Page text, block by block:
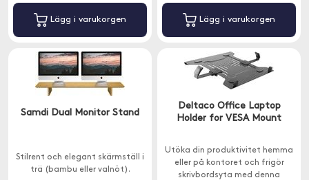
Lägg i varukorgen Lägg i varukorgen
Samdi Dual Monitor Stand
Stilrent och elegant skärmställ i
trä (bambu eller valnöt).
Deltaco Office Laptop
Holder for VESA Mount
Utöka din produktivitet hemma
eller på kontoret och frigör
skrivbordsyta med denna